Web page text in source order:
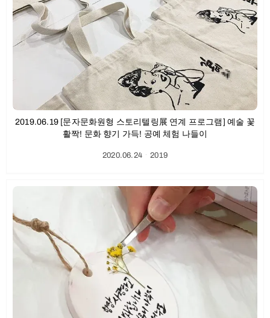
2019.06.19 [문자문화원형 스토리텔링展 연계 프로그램] 예술 꽃
활짝! 문화 향기 가득! 공예 체험 나들이
2020.06.24ㆍ2019